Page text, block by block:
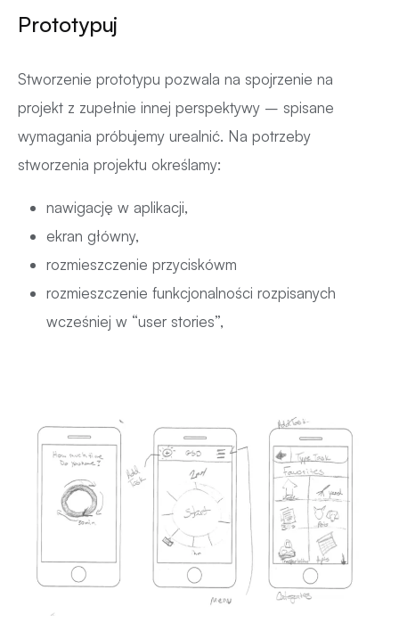
Prototypuj
Stworzenie prototypu pozwala na spojrzenie na
projekt z zupełnie innej perspektywy – spisane
wymagania próbujemy urealnić. Na potrzeby
stworzenia projektu określamy:
nawigację w aplikacji,
ekran główny,
rozmieszczenie przyciskówm
rozmieszczenie funkcjonalności rozpisanych
wcześniej w “user stories”,